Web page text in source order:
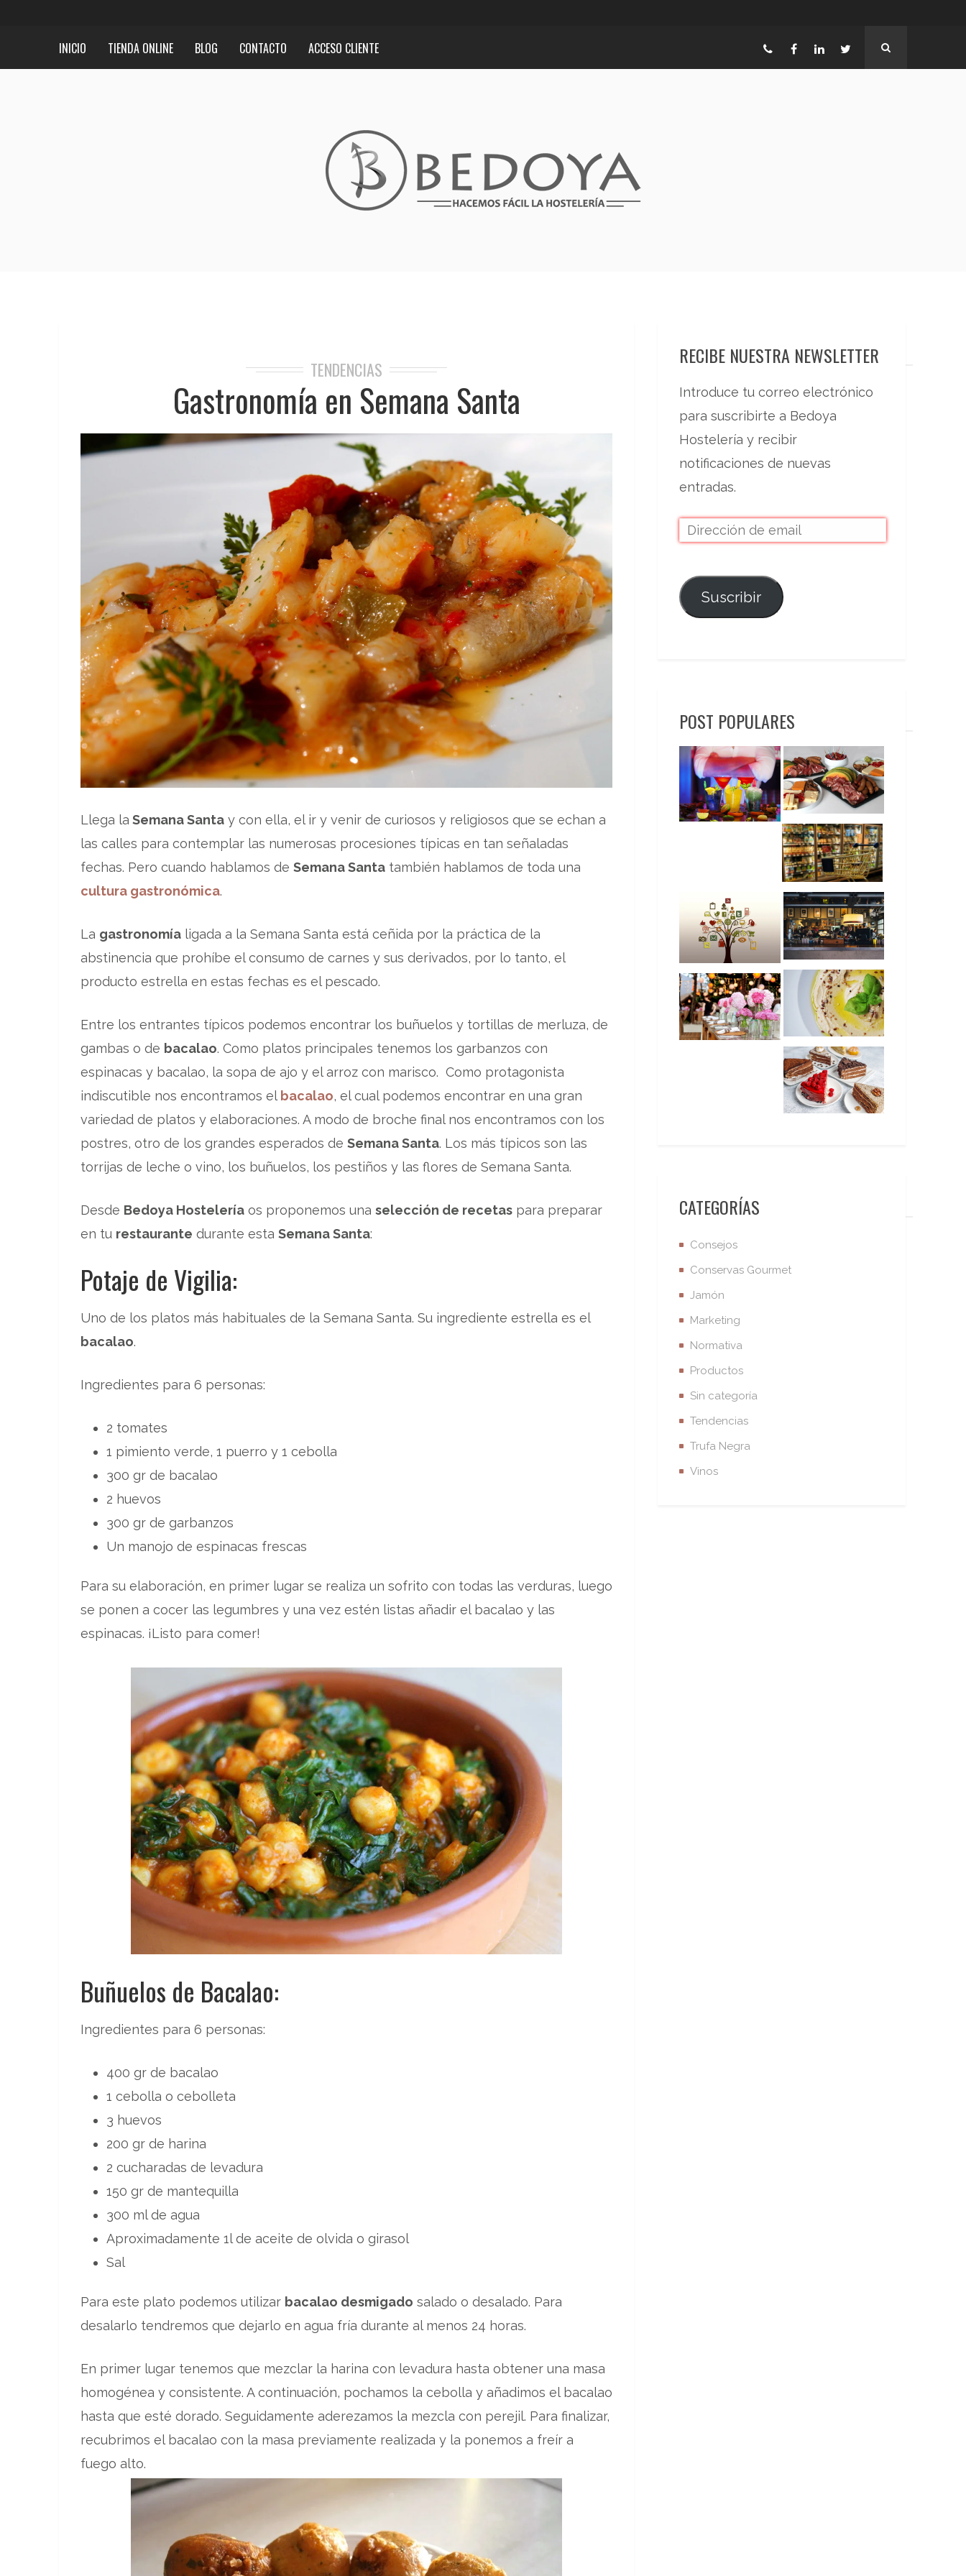
INICIO TIENDA ONLINE BLOG CONTACTO ACCESO CLIENTE
TENDENCIAS
Gastronomía en Semana Santa
Llega la Semana Santa y con ella, el ir y venir de curiosos y religiosos que se echan a
las calles para contemplar las numerosas procesiones típicas en tan señaladas
fechas. Pero cuando hablamos de Semana Santa también hablamos de toda una
cultura gastronómica.
La gastronomía ligada a la Semana Santa está ceñida por la práctica de la
abstinencia que prohíbe el consumo de carnes y sus derivados, por lo tanto, el
producto estrella en estas fechas es el pescado.
Entre los entrantes típicos podemos encontrar los buñuelos y tortillas de merluza, de
gambas o de bacalao. Como platos principales tenemos los garbanzos con
espinacas y bacalao, la sopa de ajo y el arroz con marisco. Como protagonista
indiscutible nos encontramos el bacalao, el cual podemos encontrar en una gran
variedad de platos y elaboraciones. A modo de broche final nos encontramos con los
postres, otro de los grandes esperados de Semana Santa. Los más típicos son las
torrijas de leche o vino, los buñuelos, los pestiños y las flores de Semana Santa.
Desde Bedoya Hostelería os proponemos una selección de recetas para preparar
en tu restaurante durante esta Semana Santa:
Potaje de Vigilia:
Uno de los platos más habituales de la Semana Santa. Su ingrediente estrella es el
bacalao.
Ingredientes para 6 personas:
2 tomates
1 pimiento verde, 1 puerro y 1 cebolla
300 gr de bacalao
2 huevos
300 gr de garbanzos
Un manojo de espinacas frescas
Para su elaboración, en primer lugar se realiza un sofrito con todas las verduras, luego
se ponen a cocer las legumbres y una vez estén listas añadir el bacalao y las
espinacas. ¡Listo para comer!
Buñuelos de Bacalao:
Ingredientes para 6 personas:
400 gr de bacalao
1 cebolla o cebolleta
3 huevos
200 gr de harina
2 cucharadas de levadura
150 gr de mantequilla
300 ml de agua
Aproximadamente 1l de aceite de olvida o girasol
Sal
Para este plato podemos utilizar bacalao desmigado salado o desalado. Para
desalarlo tendremos que dejarlo en agua fría durante al menos 24 horas.
En primer lugar tenemos que mezclar la harina con levadura hasta obtener una masa
homogénea y consistente. A continuación, pochamos la cebolla y añadimos el bacalao
hasta que esté dorado. Seguidamente aderezamos la mezcla con perejil. Para finalizar,
recubrimos el bacalao con la masa previamente realizada y la ponemos a freír a
fuego alto.
RECIBE NUESTRA NEWSLETTER
Introduce tu correo electrónico
para suscribirte a Bedoya
Hostelería y recibir
notificaciones de nuevas
entradas.
Suscribir
POST POPULARES
CATEGORÍAS
Consejos
Conservas Gourmet
Jamón
Marketing
Normativa
Productos
Sin categoría
Tendencias
Trufa Negra
Vinos